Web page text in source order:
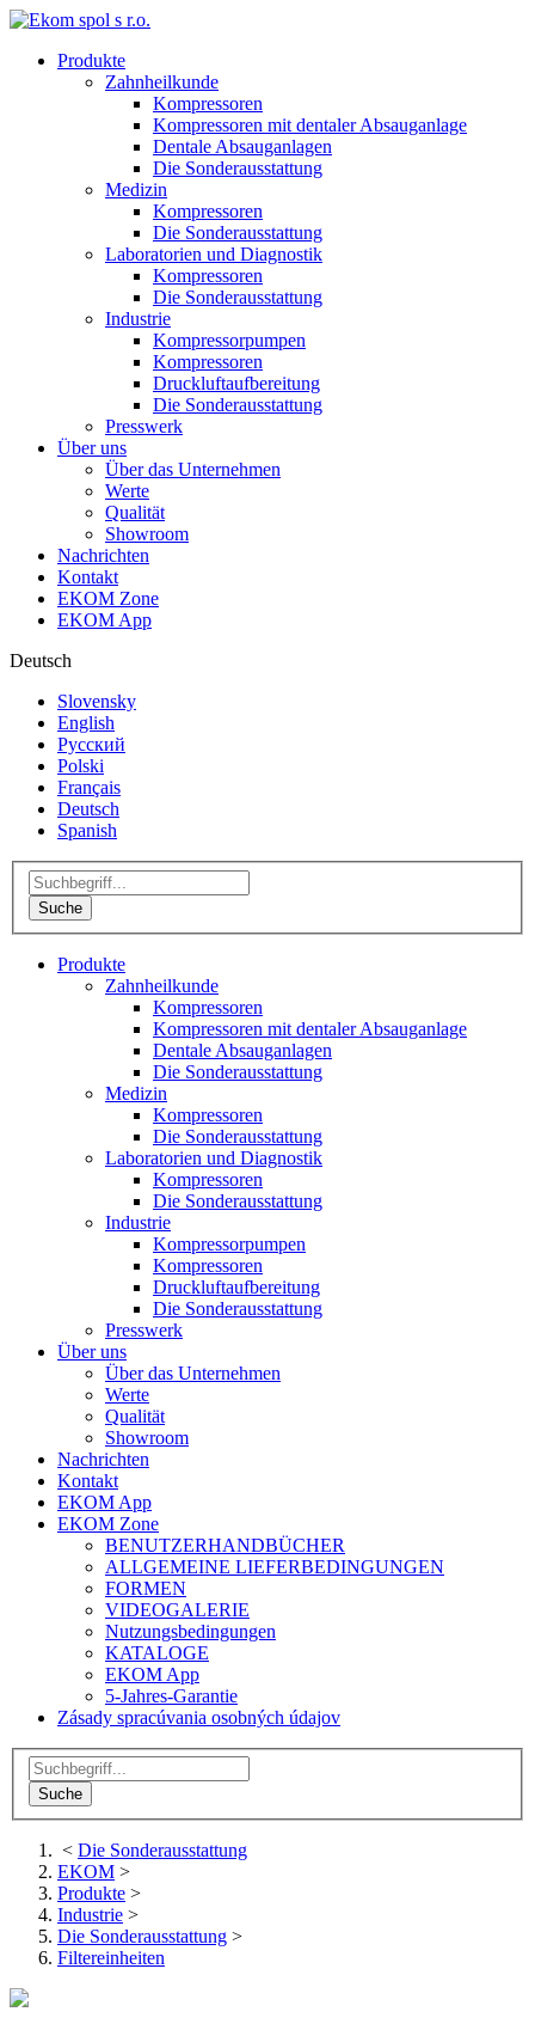
Produkte
Zahnheilkunde
Kompressoren
Kompressoren mit dentaler Absauganlage
Dentale Absauganlagen
Die Sonderausstattung
Medizin
Kompressoren
Die Sonderausstattung
Laboratorien und Diagnostik
Kompressoren
Die Sonderausstattung
Industrie
Kompressorpumpen
Kompressoren
Druckluftaufbereitung
Die Sonderausstattung
Presswerk
Über uns
Über das Unternehmen
Werte
Qualität
Showroom
Nachrichten
Kontakt
EKOM Zone
EKOM App
Deutsch
Slovensky
English
Русский
Polski
Français
Deutsch
Spanish
Produkte
Zahnheilkunde
Kompressoren
Kompressoren mit dentaler Absauganlage
Dentale Absauganlagen
Die Sonderausstattung
Medizin
Kompressoren
Die Sonderausstattung
Laboratorien und Diagnostik
Kompressoren
Die Sonderausstattung
Industrie
Kompressorpumpen
Kompressoren
Druckluftaufbereitung
Die Sonderausstattung
Presswerk
Über uns
Über das Unternehmen
Werte
Qualität
Showroom
Nachrichten
Kontakt
EKOM App
EKOM Zone
BENUTZERHANDBÜCHER
ALLGEMEINE LIEFERBEDINGUNGEN
FORMEN
VIDEOGALERIE
Nutzungsbedingungen
KATALOGE
EKOM App
5-Jahres-Garantie
Zásady spracúvania osobných údajov
< Die Sonderausstattung
EKOM >
Produkte >
Industrie >
Die Sonderausstattung >
Filtereinheiten